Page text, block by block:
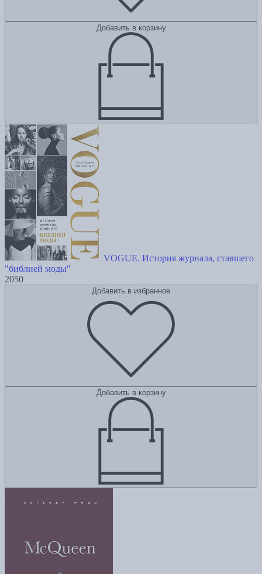
Добавить в корзину
VOGUE. История журнала, ставшего
"библией моды"
2050
Добавить в избранное
Добавить в корзину